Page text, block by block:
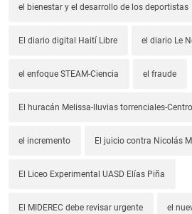
el bienestar y el desarrollo de los deportistas
El diario digital Haití Libre el diario Le
el enfoque STEAM-Ciencia el fraude
El huracán Melissa-lluvias torrenciales-
el incremento El juicio contra Nicolás
El Liceo Experimental UASD Elías Piña
El MIDEREC debe revisar urgente el